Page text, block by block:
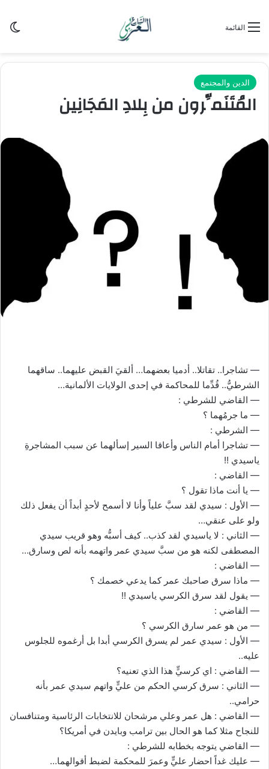
القائمة
الدين والمجتمع
المُتَنَمِّرون من بِلادِ المَجَانِين
— تشاجرا.. تقاتلا.. أدميا بعضهما… ألقيَ القبض عليهما.. ساقهما
الشرطيُّ.. قُدِّما للمحاكمة في إحدى الولايات الألمانية…
— القاضي للشرطي :
— ما جرمُهما ؟
— الشرطي :
— تشاجرا أمام الناس وأعاقا السير إسألهما عن سبب المشاجرةِ
ياسيدي !!
— القاضي :
— يا أنت ماذا تقول ؟
— الأول : سيدي لقد سبَّ علياً وأنا لا أسمح لأحدٍ أبداً أن يفعل ذلك
ولو على عنقي…
— الثاني : لا ياسيدي لقد كذب.. كيف أسبُّه وهو قريب سيدي
المصطفى لكنه هو من سبَّ سيدي عمر واتهمه بأنه لص وسارق…
— القاضي :
— ماذا سرق صاحبك عمر كما يدعي خصمك ؟
— يقول لقد سرق الكرسي ياسيدي !!
— القاضي :
— من هو عمر سارق الكرسي ؟
— الأول : سيدي عمر لم يسرق الكرسي أبدا بل أرغموه للجلوس
عليه..
— القاضي : اي كرسيٍّ هذا الذي تعنيه؟
— الثاني : سرق كرسي الحكم من عليٍّ واتهم سيدي عمر بأنه
حرامي..
— القاضي : هل عمر وعلي مرشحان للانتخابات الرئاسية ومتنافسان
للنجاح مثلا كما هو الحال بين ترامب وبايدن في أمريكا؟
— القاضي يتوجه بخطابه للشرطي :
— عليك غداً احضار عليٍّ وعمرَ للمحكمة لضبط أقوالهما…